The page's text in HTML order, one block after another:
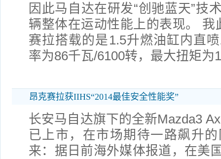
因此马自达在研发“创驰蓝天”技
辆整体在运动性能上的表现。
赛拉搭载的是1.5升燃油缸内直
率为86千瓦/6100转，最大扭矩为
昂克赛拉获IIHS“2014最佳安全性能奖”
长安马自达旗下的全新Mazda3
已上市，在市场期待一路飙升
来：据日前海外媒体报道，在美